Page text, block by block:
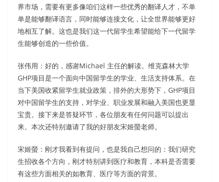
界市场，需要有更多像咱们这样一些优秀的翻译人才，不单
单是能够翻译语言，同时能够连接文化，让全世界能够更好
地相互了解。这也是我们这一代留学生希望能给下一代留学
生能够创造的一些价值。
张伟用：好的，感谢Michael 主任的解读。维克森林大学
GHP项目是一个面向中国留学生的学业、生活支持体系。在
当下美国收紧留学生就业政策，排外的大形势下，GHP项目
对中国留学生的支持，对学业、职业发展和融入美国也更显
宝贵。接下来是答疑环节，各位朋友有任何问题可以提出
来。本次还特别邀请了我的好朋友宋姬螢老师。
宋姬螢：刚才我看到有提问，也是我自己想问的：我们研究
生招收各个方向，刚才特别讲到医疗和教育，本科是否需要
有这些方面相关的如教育、医疗等方面的背景。